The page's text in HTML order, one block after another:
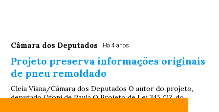
Câmara dos Deputados Há 4 anos
Projeto preserva informações originais
de pneu remoldado
Cleia Viana/Câmara dos Deputados O autor do projeto,
deputado Otoni de Paula O Projeto de Lei 345/22, do